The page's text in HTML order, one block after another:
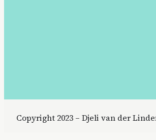
Copyright 2023 – Djeli van der